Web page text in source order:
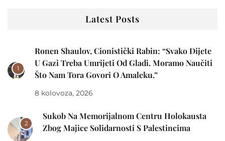
Latest Posts
1
Ronen Shaulov, Cionistički Rabin: “Svako Dijete
U Gazi Treba Umrijeti Od Gladi. Moramo Naučiti
Što Nam Tora Govori O Amaleku.”
8 kolovoza, 2026
2
Sukob Na Memorijalnom Centru Holokausta
Zbog Majice Solidarnosti S Palestincima